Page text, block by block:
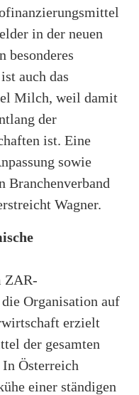
in der neuen
besonderes
auch das
Milch, weil damit
der
ist. Eine
sowie
Branchenverband
Wagner.
ZAR-
Organisation auf
erzielt
der gesamten
Österreich
einer ständigen